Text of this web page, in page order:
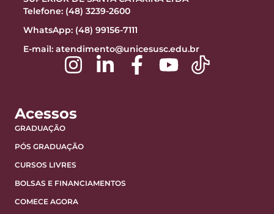
Telefone: (48) 3239-2600
WhatsApp: (48) 99156-7111
E-mail: atendimento@unicesusc.edu.br
Acessos
GRADUAÇÃO
PÓS GRADUAÇÃO
CURSOS LIVRES
BOLSAS E FINANCIAMENTOS
COMECE AGORA